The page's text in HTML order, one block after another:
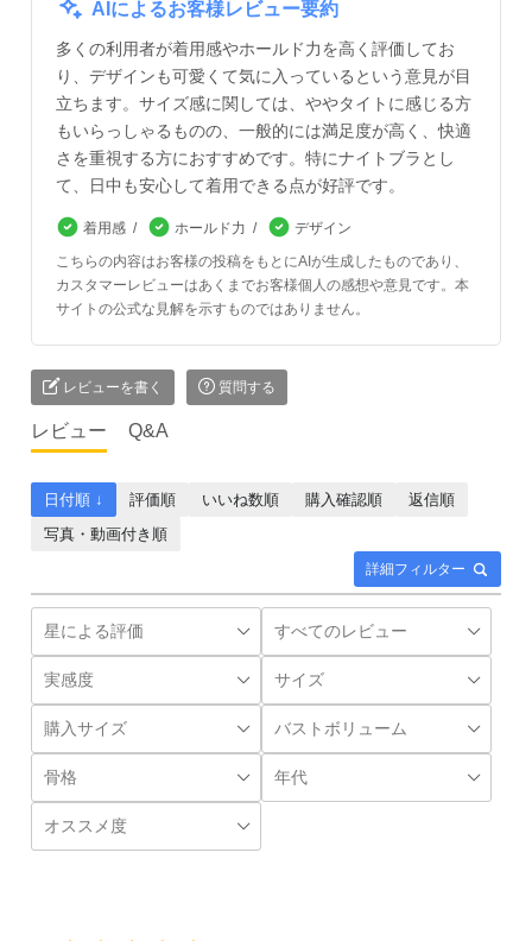
AIによるお客様レビュー要約
多くの利用者が着用感やホールド力を高く評価してお
り、デザインも可愛くて気に入っているという意見が目
立ちます。サイズ感に関しては、ややタイトに感じる方
もいらっしゃるものの、一般的には満足度が高く、快適
さを重視する方におすすめです。特にナイトブラとし
て、日中も安心して着用できる点が好評です。
着用感 ホールド力
デザイン
こちらの内容はお客様の投稿をもとにAIが生成したものであり、
カスタマーレビューはあくまでお客様個人の感想や意見です。本
サイトの公式な見解を示すものではありません。
レビューを書く 質問する
レビュー Q&A
詳細フィルター
日付順 ↓ 評価順 いいね数順 購入確認順
返信順
写真・動画付き順